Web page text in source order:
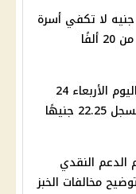
10 آلاف جنيه لا تكفي أسرة
أسعار البنزين والسولار اليوم الأربعاء 24
الدعم النقدي
مخالفات الخبز